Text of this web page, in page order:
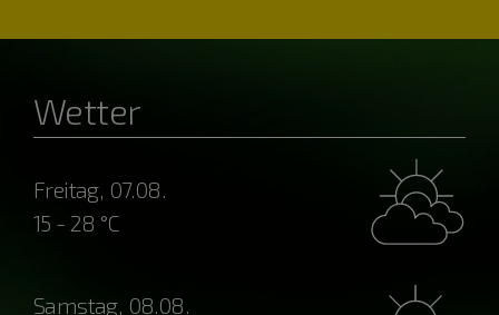
Wetter
Freitag, 07.08.
15 - 28 °C
Samstag, 08.08.